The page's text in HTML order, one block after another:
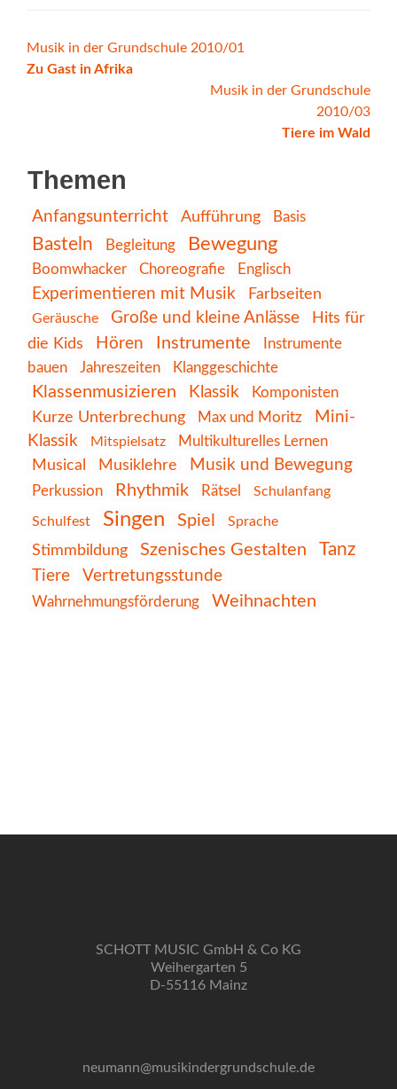
Beitrags-
Navigation
Musik in der Grundschule 2010/01
Zu Gast in Afrika
Musik in der Grundschule
2010/03
Tiere im Wald
Themen
Anfangsunterricht Aufführung Basis
Basteln Begleitung Bewegung
Boomwhacker Choreografie Englisch
Experimentieren mit Musik Farbseiten
Geräusche Große und kleine Anlässe
Hits für
die Kids
Hören Instrumente
Instrumente
bauen
Jahreszeiten Klanggeschichte
Klassenmusizieren Klassik Komponisten
Kurze Unterbrechung Max und Moritz
Mini-
Klassik
Mitspielsatz
Multikulturelles Lernen
Musical
Musiklehre Musik und Bewegung
Perkussion Rhythmik Rätsel Schulanfang
Schulfest Singen Spiel Sprache
Stimmbildung Szenisches Gestalten Tanz
Tiere Vertretungsstunde
Wahrnehmungsförderung Weihnachten
SCHOTT MUSIC GmbH & Co KG
Weihergarten 5
D-55116 Mainz
neumann@musikindergrundschule.de